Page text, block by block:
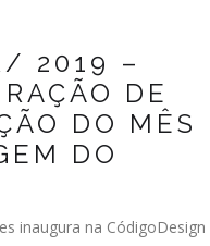
2019 –
DE
DO MÊS
DO
inaugura na CódigoDesign